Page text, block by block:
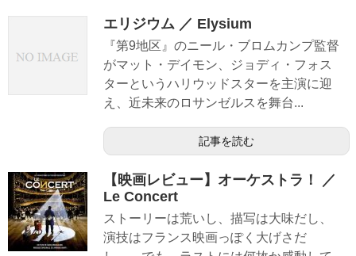
エリジウム ／ Elysium
『第9地区』のニール・ブロムカンプ監督
がマット・デイモン、ジョディ・フォス
ターというハリウッドスターを主演に迎
え、近未来のロサンゼルスを舞台...
記事を読む
【映画レビュー】オーケストラ！ ／
Le Concert
ストーリーは荒いし、描写は大味だし、
演技はフランス映画っぽく大げさだ